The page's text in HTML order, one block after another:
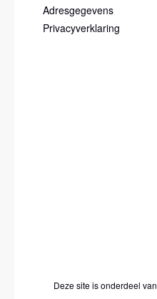
Adresgegevens
Privacyverklaring
Deze site is onderdeel van